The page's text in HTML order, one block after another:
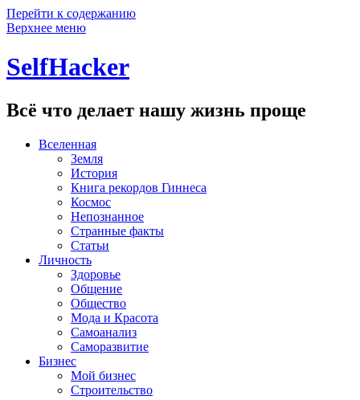
Перейти к содержанию
Верхнее меню
SelfHacker
Всё что делает нашу жизнь проще
Вселенная
Земля
История
Книга рекордов Гиннеса
Космос
Непознанное
Странные факты
Статьи
Личность
Здоровье
Общение
Общество
Мода и Красота
Самоанализ
Саморазвитие
Бизнес
Мой бизнес
Строительство